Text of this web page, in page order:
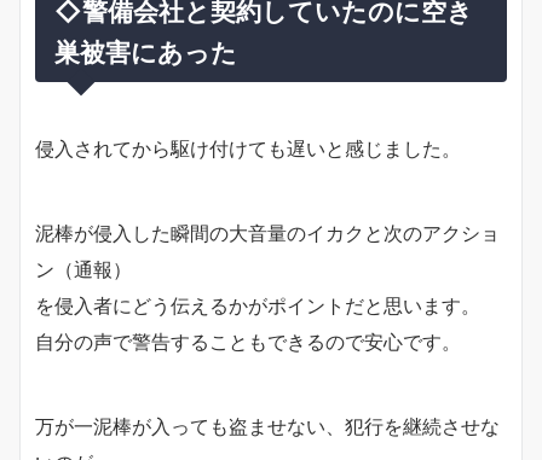
◇警備会社と契約していたのに空き
巣被害にあった
侵入されてから駆け付けても遅いと感じました。
泥棒が侵入した瞬間の大音量のイカクと次のアクショ
ン（通報）
を侵入者にどう伝えるかがポイントだと思います。
自分の声で警告することもできるので安心です。
万が一泥棒が入っても盗ませない、犯行を継続させな